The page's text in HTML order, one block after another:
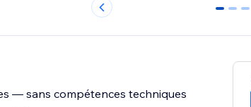
0 1 2
— sans compétences techniques